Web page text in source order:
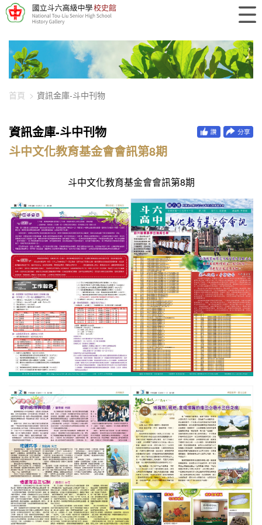
448-1228
首頁 資訊金庫-斗中刊物
資訊金庫-斗中刊物
斗中文化教育基金會會訊第8期
斗中文化教育基金會會訊第8期